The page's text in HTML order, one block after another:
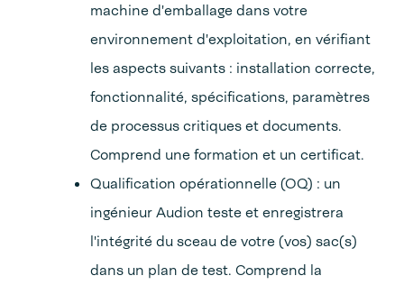
machine d'emballage dans votre
environnement d'exploitation, en vérifiant
les aspects suivants : installation correcte,
fonctionnalité, spécifications, paramètres
de processus critiques et documents.
Comprend une formation et un certificat.
Qualification opérationnelle (OQ) : un
ingénieur Audion teste et enregistrera
l'intégrité du sceau de votre (vos) sac(s)
dans un plan de test. Comprend la